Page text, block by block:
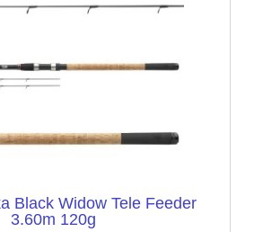
Black Widow Tele Feeder
3.60m 120g